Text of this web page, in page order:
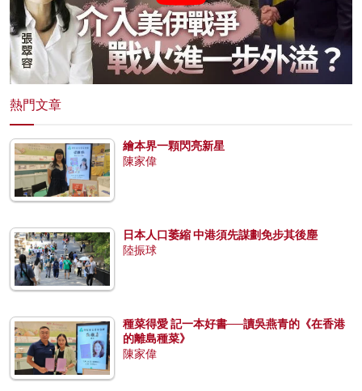
熱門文章
繪本界一顆閃亮新星
陳家偉
日本人口萎縮 中港須先謀劃免步其後塵
陸振球
種菜得愛 記一本好書──讀吳燕青的《在香港
的離島種菜》
陳家偉